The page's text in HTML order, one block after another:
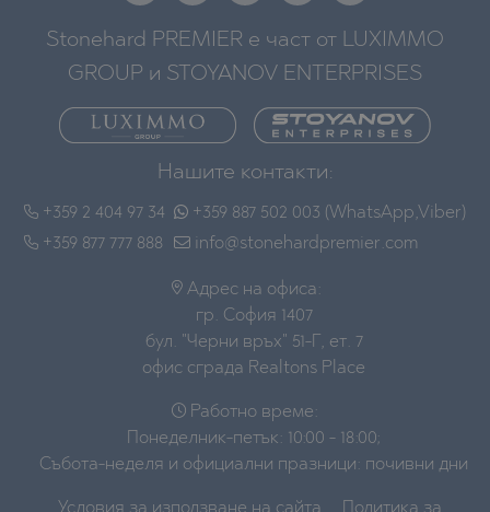
Stonehard PREMIER е част от LUXIMMO
GROUP и STOYANOV ENTERPRISES
Нашите контакти:
+359 2 404 97 34
+359 877 777 888
+359 887 502 003 (WhatsApp,Viber)
info@stonehardpremier.com
Адрес на офиса:
гр. София 1407
бул. "Черни връх" 51-Г, ет. 7
офис сграда Realtons Place
Работно време:
Понеделник-петък: 10:00 - 18:00;
Събота-неделя и официални празници: почивни дни